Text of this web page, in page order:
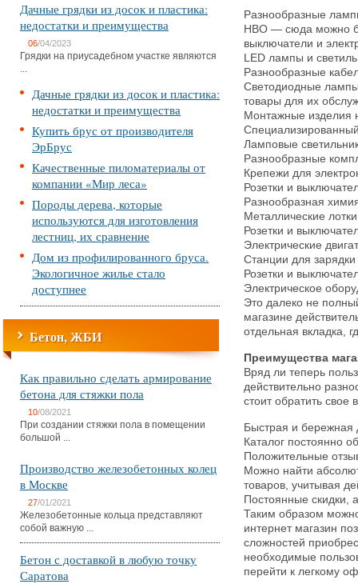
Дачные грядки из досок и пластика:
недостатки и преимущества
06/04/2023
Грядки на приусадебном участке являются
...
Дачные грядки из досок и пластика:
недостатки и преимущества
Купить брус от производителя
ЭрБрус
Качественные пиломатериалы от
компании «Мир леса»
Породы дерева, которые
используются для изготовления
лестниц, их сравнение
Дом из профилированного бруса.
Экологичное жилье стало
доступнее
Бетон, ЖБИ
Как правильно сделать армирование
бетона для стяжки пола
10/08/2021
При создании стяжки пола в помещении
большой ...
Производство железобетонных колец
в Москве
27/01/2021
Железобетонные кольца представляют
собой важную ...
Бетон с доставкой в любую точку
Саратова
Разнообразные
НВО — сюда можно
выключатели и
LED лампы и
Разнообразные
Светодиодные
товары для их
Монтажные изделия
Ламповые
Разнообразные
Крепежи для
Розетки и
Разнообразная
Металлические
Розетки и
Электрические
Станции для
Розетки и
Электрическое
Это далеко не
магазине
отдельная вкладка,
Преимущества
Вряд ли теперь
действительно
стоит обратить
Быстрая и бережная
Каталог постоянно
Положительные
Можно найти
товаров, учитывая
Постоянные скидки,
Таким образом
интернет магазин
сложностей
необходимые
перейти к легкому